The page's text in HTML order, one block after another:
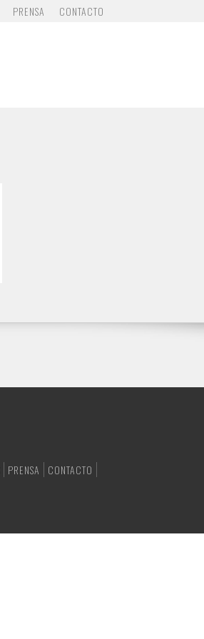
PRENSA CONTACTO
PRENSA CONTACTO